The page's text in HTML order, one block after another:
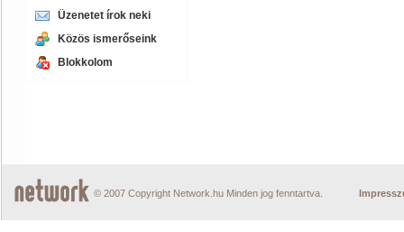
Üzenetet írok neki
Közös ismerőseink
Blokkolom
© 2007 Copyright Network.hu Minden jog fenntartva.